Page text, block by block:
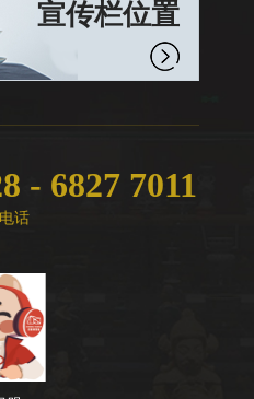
宣传栏位置
- 6827 7011
话